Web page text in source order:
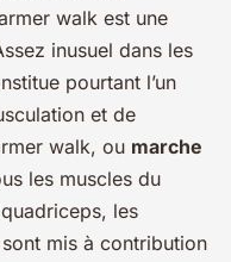
walk est une
inusuel dans les
pourtant l’un
et de
walk, ou marche
les muscles du
les
mis à contribution